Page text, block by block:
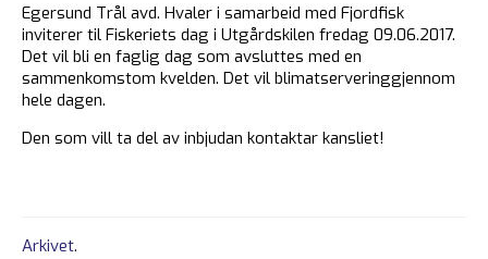
Egersund Trål avd. Hvaler i samarbeid med Fjordfisk
inviterer til Fiskeriets dag i Utgårdskilen fredag 09.06.2017.
Det vil bli en faglig dag som avsluttes med en
sammenkomstom kvelden. Det vil blimatserveringgjennom
hele dagen.
Den som vill ta del av inbjudan kontaktar kansliet!
Arkivet.